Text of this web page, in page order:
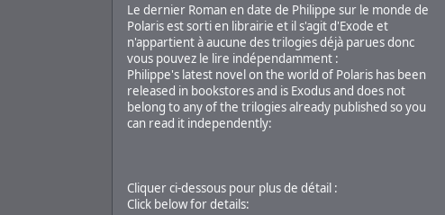
Le dernier Roman en date de Philippe sur le monde de
Polaris est sorti en librairie et il s'agit d'Exode et
n'appartient à aucune des trilogies déjà parues donc
vous pouvez le lire indépendamment :
Philippe's latest novel on the world of Polaris has been
released in bookstores and is Exodus and does not
belong to any of the trilogies already published so you
can read it independently:
Cliquer ci-dessous pour plus de détail :
Click below for details: